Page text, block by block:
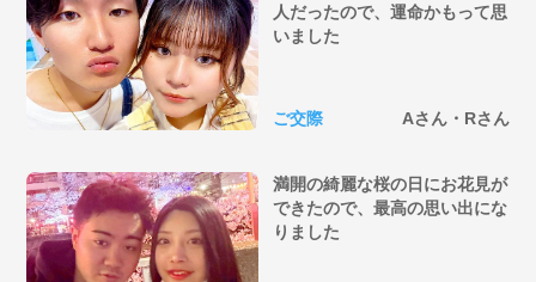
ご交際 Aさん・Rさん
人だったので、運命かもって思
いました
満開の綺麗な桜の日にお花見が
できたので、最高の思い出にな
りました